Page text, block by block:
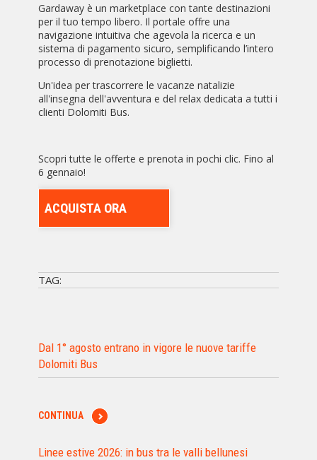
Gardaway è un marketplace con tante destinazioni
per il tuo tempo libero. Il portale offre una
navigazione intuitiva che agevola la ricerca e un
sistema di pagamento sicuro, semplificando l’intero
processo di prenotazione biglietti.
Un'idea per trascorrere le vacanze natalizie
all'insegna dell'avventura e del relax dedicata a tutti i
clienti Dolomiti Bus.
Scopri tutte le offerte e prenota in pochi clic. Fino al
6 gennaio!
ACQUISTA ORA
TAG:
Dal 1° agosto entrano in vigore le nuove tariffe
Dolomiti Bus
CONTINUA
Linee estive 2026: in bus tra le valli bellunesi